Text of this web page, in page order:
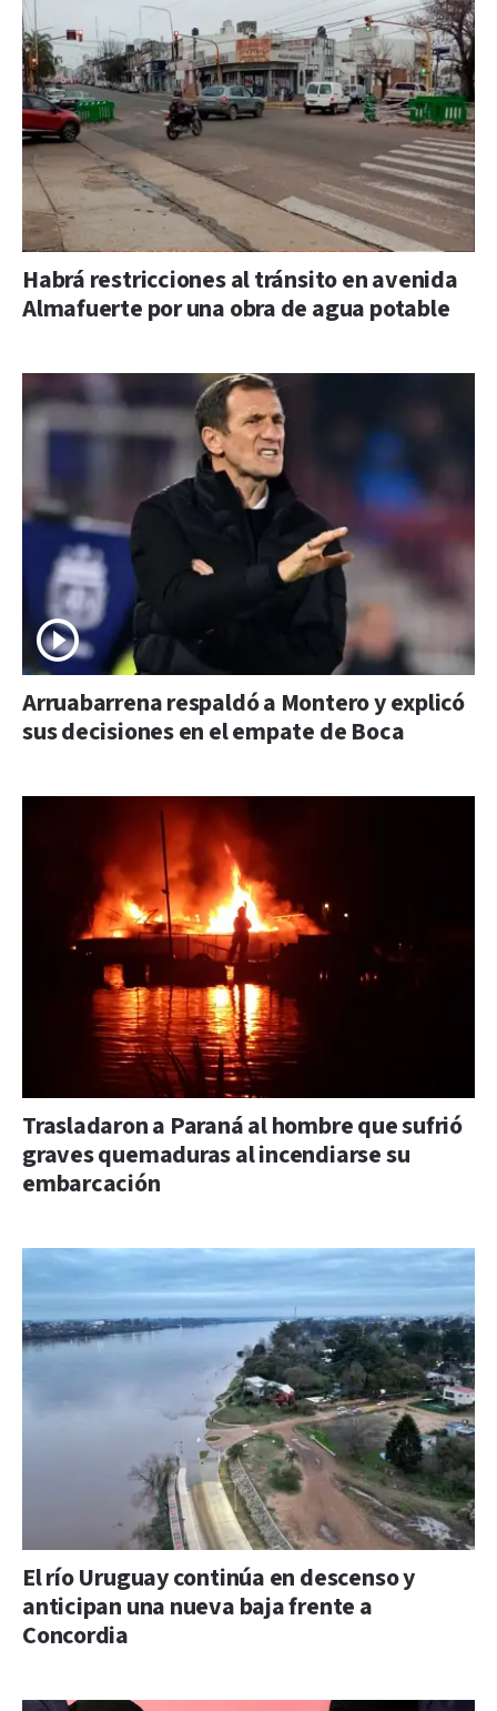
Habrá restricciones al tránsito en avenida
Almafuerte por una obra de agua potable
Arruabarrena respaldó a Montero y explicó
sus decisiones en el empate de Boca
Trasladaron a Paraná al hombre que sufrió
graves quemaduras al incendiarse su
embarcación
El río Uruguay continúa en descenso y
anticipan una nueva baja frente a
Concordia